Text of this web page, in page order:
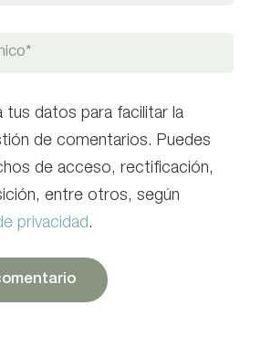
tus datos para facilitar la
de comentarios. Puedes
de acceso, rectificación,
entre otros, según
privacidad.